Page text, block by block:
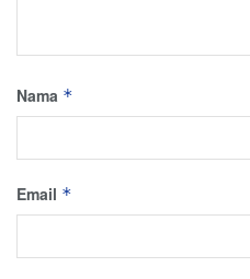
Nama *
Email *